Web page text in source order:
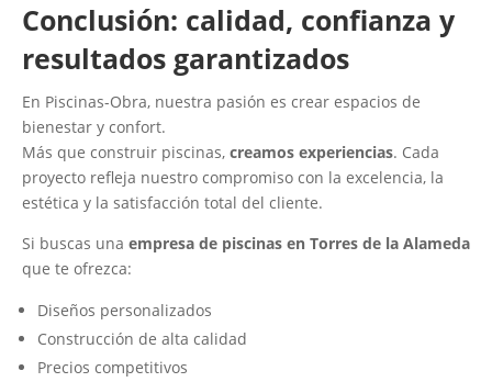
Conclusión: calidad, confianza y
resultados garantizados
En Piscinas-Obra, nuestra pasión es crear espacios de
bienestar y confort.
Más que construir piscinas, creamos experiencias. Cada
proyecto refleja nuestro compromiso con la excelencia, la
estética y la satisfacción total del cliente.
Si buscas una empresa de piscinas en Torres de la Alameda
que te ofrezca:
Diseños personalizados
Construcción de alta calidad
Precios competitivos